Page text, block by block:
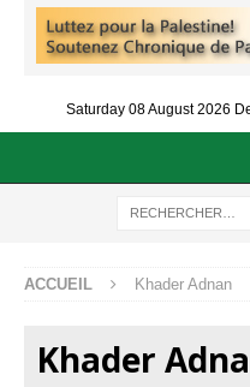
Saturday 08 August 2026
ACCUEIL Khader Adnan
Khader